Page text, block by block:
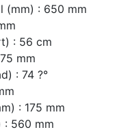
(mm) : 650 mm
: 56 cm
mm
: 74 ?°
: 175 mm
: 560 mm